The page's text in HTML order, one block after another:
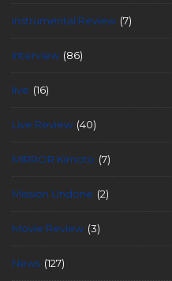
instrumental Review (7)
Interview (86)
live (16)
Live Review (40)
MIRROR Kimoto (7)
Mission Undone (2)
Movie Review (3)
News (127)